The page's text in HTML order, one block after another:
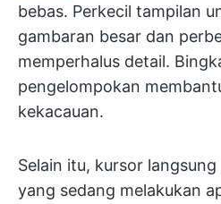
bebas. Perkecil tampilan
gambaran besar dan
memperhalus detail.
pengelompokan
kekacauan.
Selain itu, kursor
yang sedang melakukan